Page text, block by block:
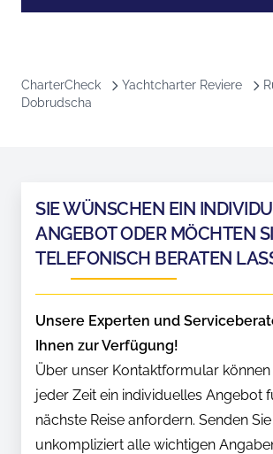
CharterCheck Yachtcharter Reviere
Dobrudscha
SIE WÜNSCHEN EIN
ANGEBOT ODER MÖCHTEN
TELEFONISCH BERATEN
Unsere Experten und
Ihnen zur Verfügung!
Über unser Kontaktformular können
jeder Zeit ein individuelles Angebot
nächste Reise anfordern. Senden
unkompliziert alle wichtigen